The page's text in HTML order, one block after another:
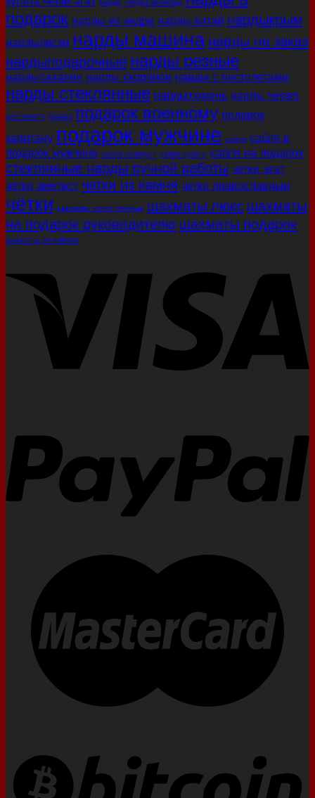
нарды нарды авангард
подарок нарды из кедра нарды китай нардыкрым
нардылиски нарды машина нарды на заказ
нардыподарочные нарды резные
нардысахалин нарды скорпион нарды с пистолетами
нарды стеклянные нардытюмень нарды череп
нож золото палаш подарок военному подарок
капитану подарок мужчине сабля сабля в
подарок мужчине сабля златоуст сабля купить сабля на подарок
стеклянные нарды ручной работы четки агат
четки аметист четки из камня четки православные
чётки шахматы качественные шахматы люкс шахматы
на подарок руководителю шахматы подарок
шахматы эксклюзив